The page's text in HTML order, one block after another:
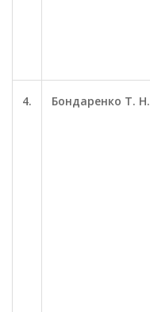
4. Бондаренко Т. Н.